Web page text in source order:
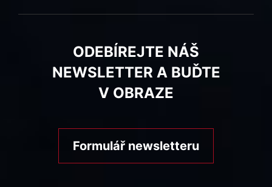
ODEBÍREJTE NÁŠ
NEWSLETTER A BUĎTE
V OBRAZE
Formulář newsletteru